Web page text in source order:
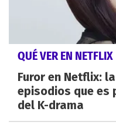
QUÉ VER EN NETFLIX
Furor en Netflix:
episodios que es
del K-drama